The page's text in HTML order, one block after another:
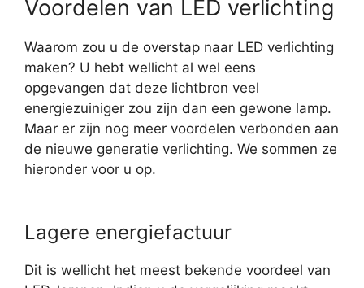
Voordelen van LED verlichting
Waarom zou u de overstap naar LED verlichting
maken? U hebt wellicht al wel eens
opgevangen dat deze lichtbron veel
energiezuiniger zou zijn dan een gewone lamp.
Maar er zijn nog meer voordelen verbonden aan
de nieuwe generatie verlichting. We sommen ze
hieronder voor u op.
Lagere energiefactuur
Dit is wellicht het meest bekende voordeel van